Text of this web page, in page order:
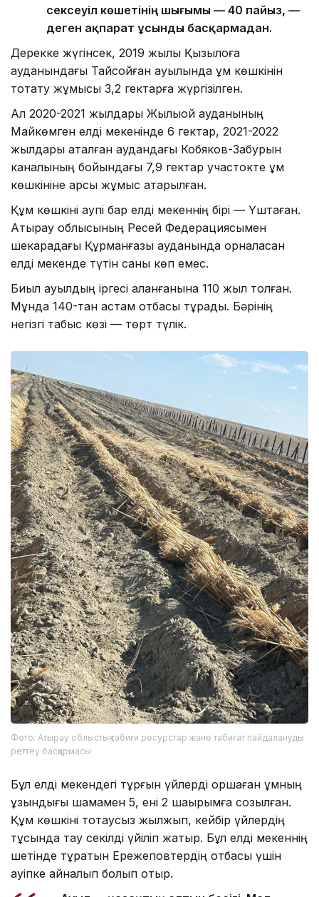
сексеуіл көшетінің шығымы — 40 пайыз, —
деген ақпарат ұсынды басқармадан.
Дерекке жүгінсек, 2019 жылы Қызылқоға
ауданындағы Тайсойған ауылында құм көшкінін
тоқтату жұмысы 3,2 гектарға жүргізілген.
Ал 2020-2021 жылдары Жылыой ауданының
Майкөмген елді мекенінде 6 гектар, 2021-2022
жылдары аталған аудандағы Кобяков-Забурын
каналының бойындағы 7,9 гектар участокте құм
көшкініне қарсы жұмыс атқарылған.
Құм көшкіні қаупі бар елді мекеннің бірі — Үштаған.
Атырау облысының Ресей Федерациясымен
шекарадағы Құрманғазы ауданында орналасқан
елді мекенде түтін саны көп емес.
Биыл ауылдың іргесі қаланғанына 110 жыл толған.
Мұнда 140-тан астам отбасы тұрады. Бәрінің
негізгі табыс көзі — төрт түлік.
Фото: Атырау облыстық табиғи ресурстар және табиғат пайдалануды
реттеу басқармасы
Бұл елді мекендегі тұрғын үйлерді қоршаған құмның
ұзындығы шамамен 5, ені 2 шақырымға созылған.
Құм көшкіні тоқтаусыз жылжып, кейбір үйлердің
тұсында тау секілді үйіліп жатыр. Бұл елді мекеннің
шетінде тұратын Ережеповтердің отбасы үшін
қауіпке айналып болып отыр.